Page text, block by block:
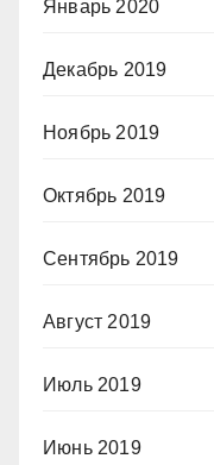
Январь 2020
Декабрь 2019
Ноябрь 2019
Октябрь 2019
Сентябрь 2019
Август 2019
Июль 2019
Июнь 2019